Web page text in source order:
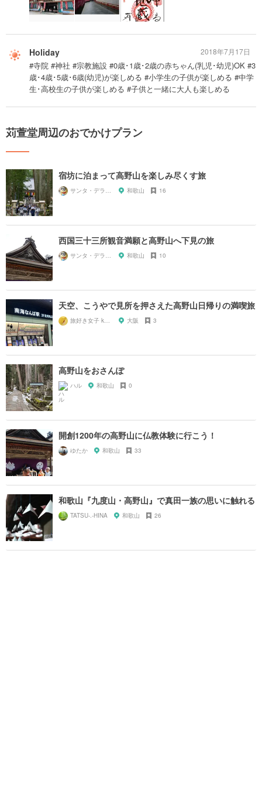
Holiday
#寺院 #神社 #宗教施設 #0歳･1歳･2歳の赤ちゃん(乳児･幼児)OK #3
歳･4歳･5歳･6歳(幼児)が楽しめる #小学生の子供が楽しめる #中学
生･高校生の子供が楽しめる #子供と一緒に大人も楽しめる
2018年7月17日
苅萱堂周辺のおでかけプラン
宿坊に泊まって高野山を楽しみ尽くす旅
サンタ・デラックス 和歌山 16
西国三十三所観音満願と高野山へ下見の旅
サンタ・デラックス 和歌山 10
天空、こうやで見所を押さえた高野山日帰りの満喫旅
旅好き女子 kazy 大阪 3
高野山をおさんぽ
ハル 和歌山 0
開創1200年の高野山に仏教体験に行こう！
ゆたか 和歌山 33
和歌山『九度山・高野山』で真田一族の思いに触れる
TATSU-.-HINA 和歌山 26